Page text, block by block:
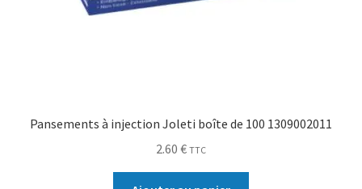
Pansements à injection Joleti boîte de 100 1309002011
2.60 € TTC